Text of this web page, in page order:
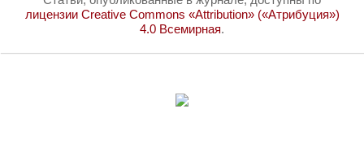
лицензии Creative Commons «Attribution» («Атрибуция»)
4.0 Всемирная.